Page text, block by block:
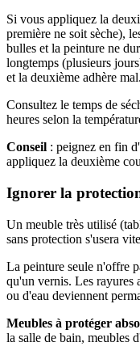
Si vous appliquez la
première ne soit sèche),
bulles et la peinture ne
longtemps (plusieurs
et la deuxième adhère mal.
Consultez le temps de
heures selon la
Conseil : peignez en fin
appliquez la deuxième
Ignorer la
Un meuble très utilisé
sans protection s'usera
La peinture seule n'offre
qu'un vernis. Les rayures
ou d'eau deviennent
Meubles à protéger
la salle de bain, meubles